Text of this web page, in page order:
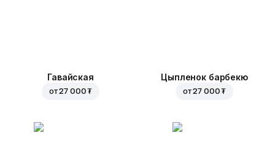
Гавайская
от27 000 ₮
Цыпленок барбекю
от27 000 ₮